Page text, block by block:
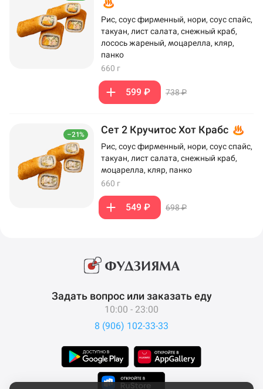
Рис, соус фирменный, нори, соус спайс,
такуан, лист салата, снежный краб,
лосось жареный, моцарелла, кляр,
панко
660 г
599 ₽ 738 ₽
–21% Сет 2 Кручитос Хот Крабс
Рис, соус фирменный, нори, соус спайс,
такуан, лист салата, снежный краб,
моцарелла, кляр, панко
660 г
549 ₽ 698 ₽
Задать вопрос или заказать еду
10:00 - 23:00
8 (906) 102-33-33